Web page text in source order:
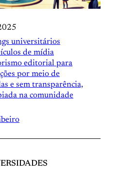
universitários
de mídia
editorial para
por meio de
e sem transparência,
na comunidade